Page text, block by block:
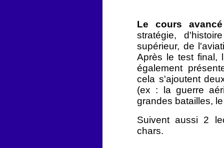
Le cours
stratégie,
supérieur, de
Après le test final,
également
cela s'ajoutent
(ex : la guerre
grandes batailles,
Suivent aussi 2
chars.